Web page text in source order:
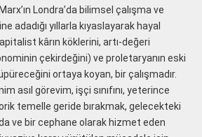
Londra’da bilimsel çalışma ve
adadığı yıllarla kıyaslayarak hayal
kârın köklerini, artı-değeri
çekirdeğini) ve proletaryanın eski
ortaya koyan, bir çalışmadır.
asıl görevim, işçi sınıfını, yeterince
temelle geride bırakmak, gelecekteki
ve bir cephane olarak hizmet eden